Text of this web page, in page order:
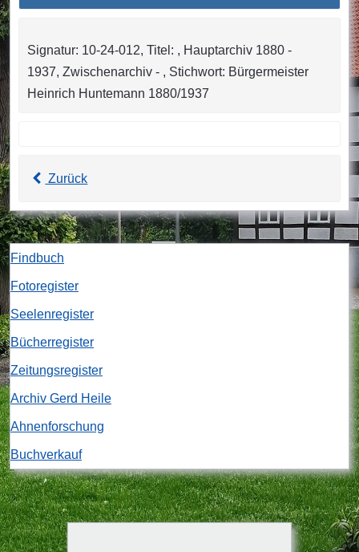
Signatur: 10-24-012, Titel: , Hauptarchiv 1880 -
1937, Zwischenarchiv - , Stichwort: Bürgermeister
Heinrich Huntemann 1880/1937
Zurück
Findbuch
Fotoregister
Seelenregister
Bücherregister
Zeitungsregister
Archiv Gerd Heile
Ahnenforschung
Buchverkauf